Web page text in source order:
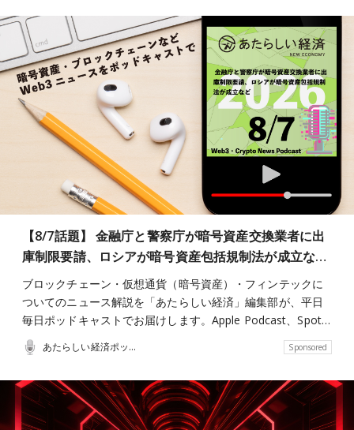
【8/7話題】 金融庁と警察庁が暗号資産交換業者に出
庫制限要請、ロシアが暗号資産包括規制法が成立な…
ブロックチェーン・仮想通貨（暗号資産）・フィンテックに
ついてのニュース解説を「あたらしい経済」編集部が、平日
毎日ポッドキャストでお届けします。Apple Podcast、Spot…
あたらしい経済ポッドキャスト Sponsored